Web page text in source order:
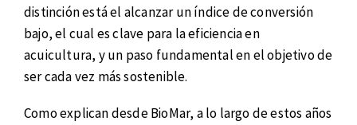
distinción está el alcanzar un índice de conversión
bajo, el cual es clave para la eficiencia en
acuicultura, y un paso fundamental en el objetivo de
ser cada vez más sostenible.
Como explican desde BioMar, a lo largo de estos años